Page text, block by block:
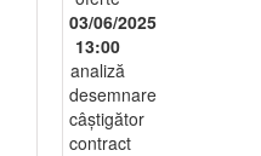
03/06/2025
13:00
analiză
desemnare
câștigător
contract